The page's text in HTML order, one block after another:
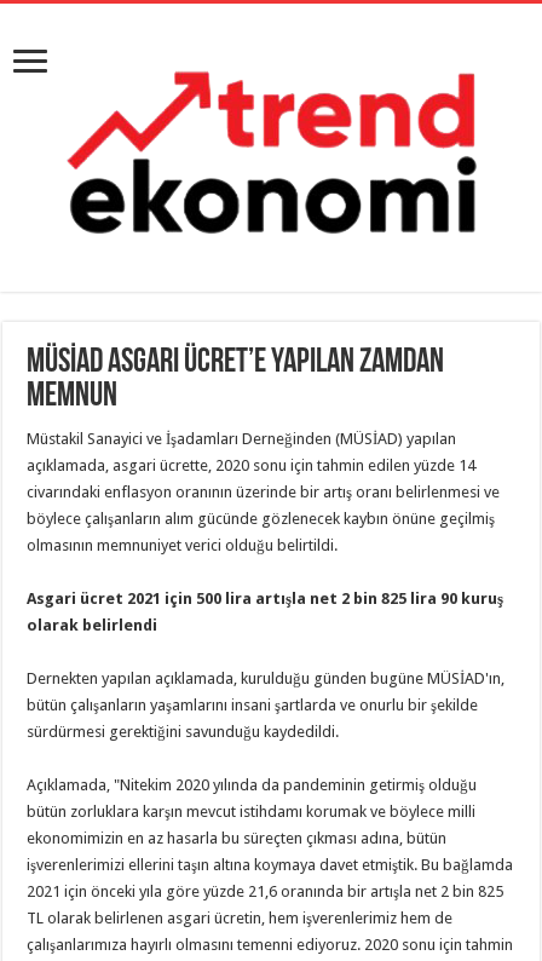
MÜSİAD Asgari Ücret’e yapılan zamdan
memnun
Müstakil Sanayici ve İşadamları Derneğinden (MÜSİAD) yapılan
açıklamada, asgari ücrette, 2020 sonu için tahmin edilen yüzde 14
civarındaki enflasyon oranının üzerinde bir artış oranı belirlenmesi ve
böylece çalışanların alım gücünde gözlenecek kaybın önüne geçilmiş
olmasının memnuniyet verici olduğu belirtildi.
Asgari ücret 2021 için 500 lira artışla net 2 bin 825 lira 90 kuruş
olarak belirlendi
Dernekten yapılan açıklamada, kurulduğu günden bugüne MÜSİAD'ın,
bütün çalışanların yaşamlarını insani şartlarda ve onurlu bir şekilde
sürdürmesi gerektiğini savunduğu kaydedildi.
Açıklamada, "Nitekim 2020 yılında da pandeminin getirmiş olduğu
bütün zorluklara karşın mevcut istihdamı korumak ve böylece milli
ekonomimizin en az hasarla bu süreçten çıkması adına, bütün
işverenlerimizi ellerini taşın altına koymaya davet etmiştik. Bu bağlamda
2021 için önceki yıla göre yüzde 21,6 oranında bir artışla net 2 bin 825
TL olarak belirlenen asgari ücretin, hem işverenlerimiz hem de
çalışanlarımıza hayırlı olmasını temenni ediyoruz. 2020 sonu için tahmin